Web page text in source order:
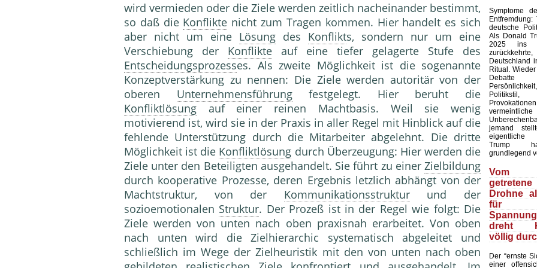
wird vermieden oder die Ziele werden zeitlich nacheinander bestimmt,
so daß die Konflikte nicht zum Tragen kommen. Hier handelt es sich
aber nicht um eine Lösung des Konflikts, sondern nur um eine
Verschiebung der Konflikte auf eine tiefer gelagerte Stufe des
Entscheidungsprozesses. Als zweite Möglichkeit ist die sogenannte
Konzeptverstärkung zu nennen: Die Ziele werden autoritär von der
oberen Unternehmensführungfestgelegt. Hier beruht die
Konfliktlösung auf einer reinen Machtbasis. Weil sie wenig
motivierend ist, wird sie in der Praxis in aller Regel mit Hinblick auf die
fehlende Unterstützung durch die Mitarbeiter abgelehnt. Die dritte
Möglichkeit ist die Konfliktlösung durch Überzeugung: Hier werden die
Ziele unter den Beteiligten ausgehandelt. Sie führt zu einer Zielbildung
durch kooperative Prozesse, deren Ergebnis letzlich abhängt von der
Machtstruktur, von der Kommunikationsstrukturund der
sozioemotionalen Struktur. Der Prozeß ist in der Regel wie folgt: Die
Ziele werden von unten nach oben praxisnah erarbeitet. Von oben
nach unten wird die Zielhierarchic systematisch abgeleitet und
schließlich im Wege der Zielheuristik mit den von unten nach oben
Symptome
deutsche
Als Donald
2025 ins
Deutschland
Ritual.
Debatte
vermeintliche
jemand
eigentliche
Trump
grundlegend
Vom
Drohne
für
dreht
völlig
Der “ernste
einer